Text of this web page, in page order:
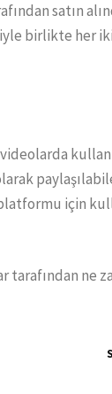
satın
birlikte her
için
tarafından ne